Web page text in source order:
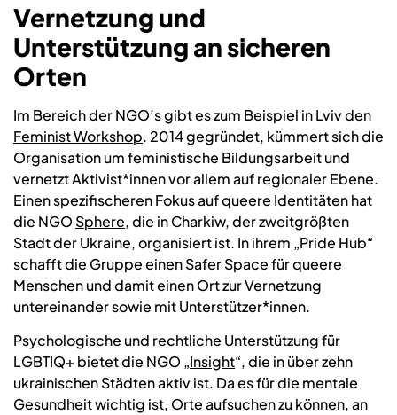
Vernetzung und
Unterstützung an sicheren
Orten
Im Bereich der NGO’s gibt es zum Beispiel in Lviv den
Feminist Workshop. 2014 gegründet, kümmert sich die
Organisation um feministische Bildungsarbeit und
vernetzt Aktivist*innen vor allem auf regionaler Ebene.
Einen spezifischeren Fokus auf queere Identitäten hat
die NGO Sphere, die in Charkiw, der zweitgrößten
Stadt der Ukraine, organisiert ist. In ihrem „Pride Hub“
schafft die Gruppe einen Safer Space für queere
Menschen und damit einen Ort zur Vernetzung
untereinander sowie mit Unterstützer*innen.
Psychologische und rechtliche Unterstützung für
LGBTIQ+ bietet die NGO „Insight“, die in über zehn
ukrainischen Städten aktiv ist. Da es für die mentale
Gesundheit wichtig ist, Orte aufsuchen zu können, an